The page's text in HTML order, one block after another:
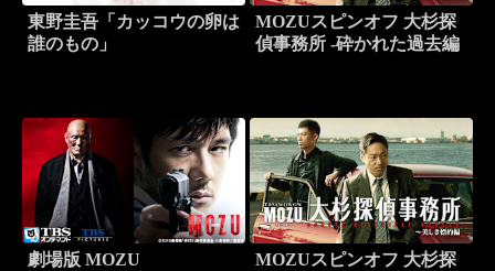
東野圭吾「カッコウの卵は
誰のもの」
MOZUスピンオフ 大杉探
偵事務所 -砕かれた過去編
劇場版 MOZU
MOZUスピンオフ 大杉探